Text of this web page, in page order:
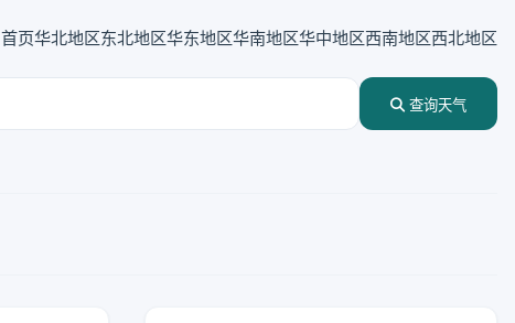
首页华北地区东北地区华东地区华南地区华中地区西南地区西北地区
查询天气